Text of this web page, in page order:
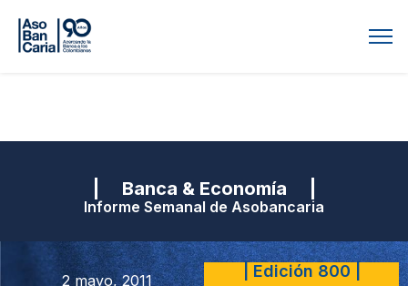
| Banca & Economía |
Informe Semanal de Asobancaria
2 mayo, 2011 | Edición 800 |